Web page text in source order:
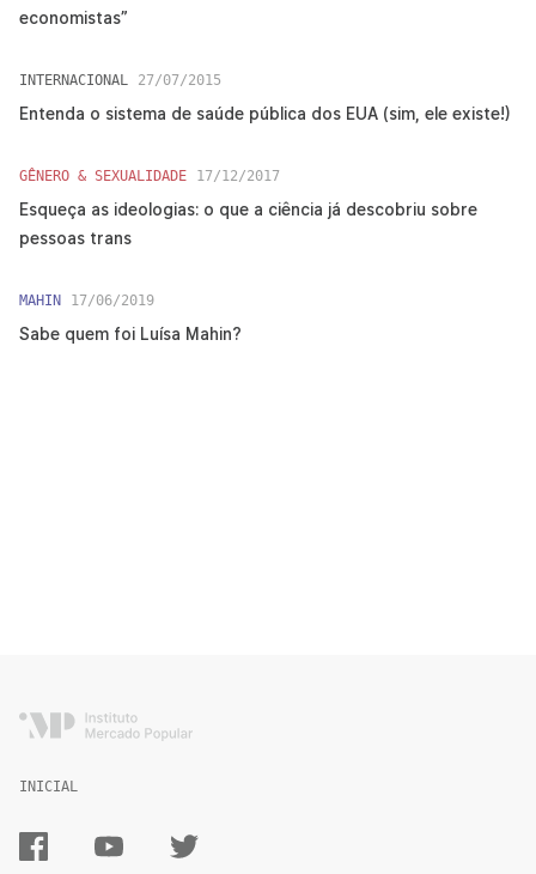
economistas”
INTERNACIONAL 27/07/2015
Entenda o sistema de saúde pública dos EUA (sim, ele existe!)
GÊNERO & SEXUALIDADE 17/12/2017
Esqueça as ideologias: o que a ciência já descobriu sobre
pessoas trans
MAHIN 17/06/2019
Sabe quem foi Luísa Mahin?
INICIAL